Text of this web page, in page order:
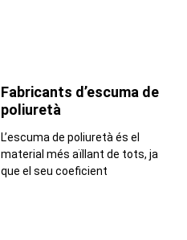
Fabricants d’escuma de
poliuretà
L’escuma de poliuretà és el
material més aïllant de tots, ja
que el seu coeficient